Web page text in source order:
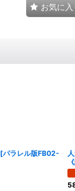
お気に
[パラレル版FB02-